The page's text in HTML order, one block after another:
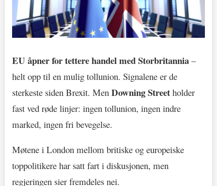
EU åpner for tettere handel med Storbritannia –
helt opp til en mulig tollunion. Signalene er de
sterkeste siden Brexit. Men Downing Street holder
fast ved røde linjer: ingen tollunion, ingen indre
marked, ingen fri bevegelse.
Møtene i London mellom britiske og europeiske
toppolitikere har satt fart i diskusjonen, men
regjeringen sier fremdeles nei.